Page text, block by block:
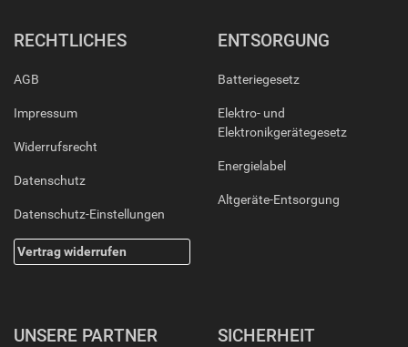
RECHTLICHES
AGB
Impressum
Widerrufsrecht
Datenschutz
Datenschutz-Einstellungen
Vertrag widerrufen
ENTSORGUNG
Batteriegesetz
Elektro- und
Elektronikgerätegesetz
Energielabel
Altgeräte-Entsorgung
UNSERE PARTNER SICHERHEIT